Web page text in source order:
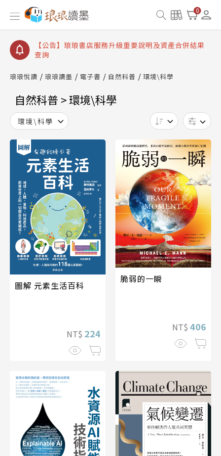
0
【公告】琅琅讀墨書櫃開通常見問題
【公告】琅琅讀墨 3 分鐘完成書櫃開通與資產合併申
【公告】琅琅書店服務升級重要說明及資產合併結果
查詢
琅琅悅讀 琅琅讀墨 電子書 自然科普 環境\科學
自然科普 > 環境\科學
環境\科學
圖解 元素生活百科
NT$ 224
脆弱的一瞬
NT$ 406